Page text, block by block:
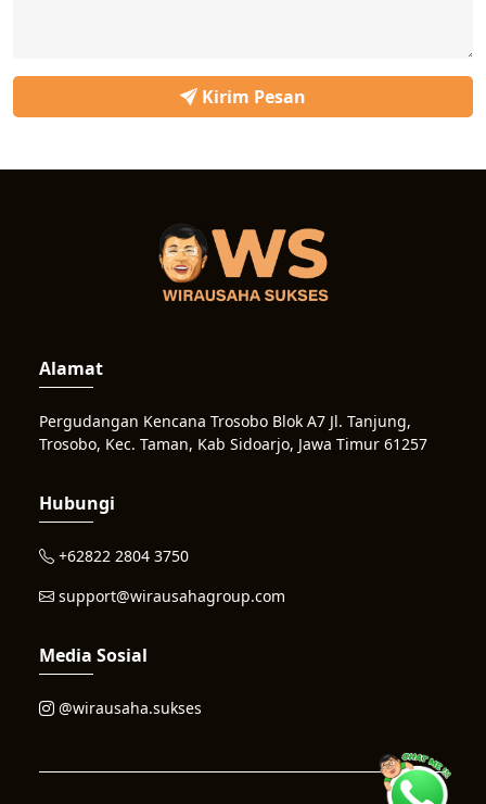
Kirim Pesan
Alamat
Pergudangan Kencana Trosobo Blok A7 Jl. Tanjung,
Trosobo, Kec. Taman, Kab Sidoarjo, Jawa Timur 61257
Hubungi
+62822 2804 3750
support@wirausahagroup.com
Media Sosial
@wirausaha.sukses